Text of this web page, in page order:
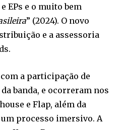
EPs e o muito bem
” (2024). O novo
e a assessoria
a participação de
banda, e ocorreram nos
e Flap, além da
processo imersivo. A